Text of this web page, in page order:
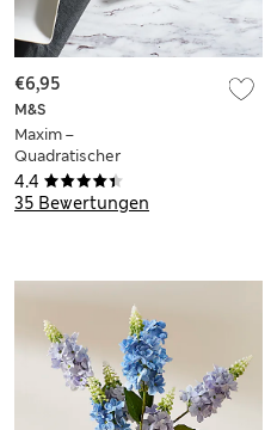
4.4
35 Bewertungen
M&S
Maxim –
Quadratischer
Beilagenteller
€6,95